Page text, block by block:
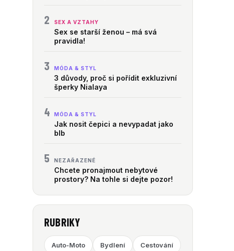
2 SEX A VZTAHY
Sex se starší ženou – má svá
pravidla!
3 MÓDA & STYL
3 důvody, proč si pořídit exkluzivní
šperky Nialaya
4 MÓDA & STYL
Jak nosit čepici a nevypadat jako
blb
5 NEZAŘAZENÉ
Chcete pronajmout nebytové
prostory? Na tohle si dejte pozor!
RUBRIKY
Auto-Moto Bydlení Cestování